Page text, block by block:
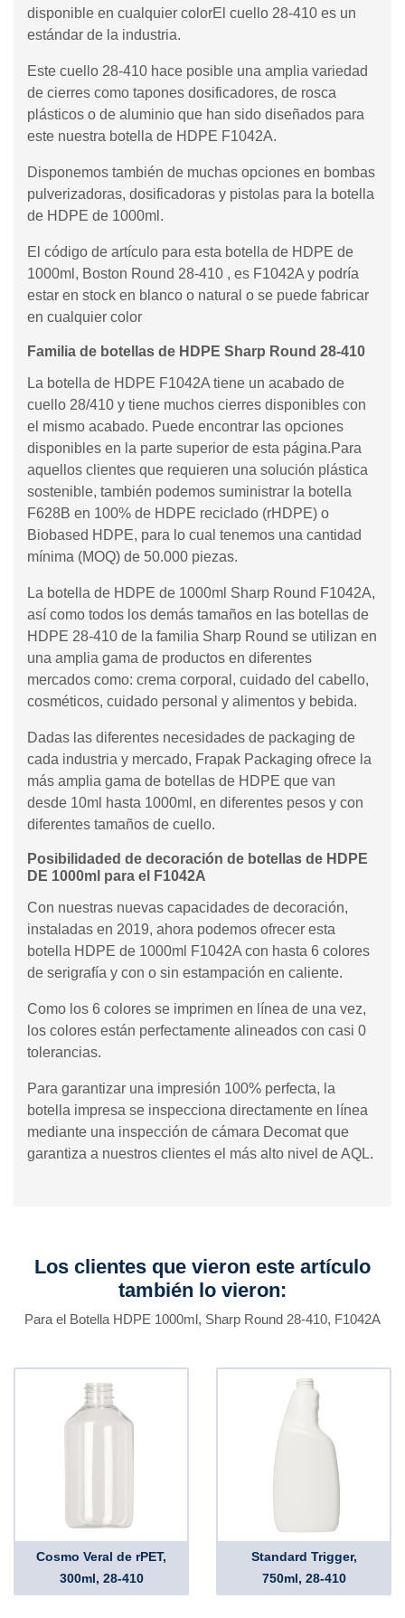
disponible en cualquier colorEl cuello 28-410 es un
estándar de la industria.
Este cuello 28-410 hace posible una amplia variedad
de cierres como tapones dosificadores, de rosca
plásticos o de aluminio que han sido diseñados para
este nuestra botella de HDPE F1042A.
Disponemos también de muchas opciones en bombas
pulverizadoras, dosificadoras y pistolas para la botella
de HDPE de 1000ml.
El código de artículo para esta botella de HDPE de
1000ml, Boston Round 28-410 , es F1042A y podría
estar en stock en blanco o natural o se puede fabricar
en cualquier color
Familia de botellas de HDPE Sharp Round 28-410
La botella de HDPE F1042A tiene un acabado de
cuello 28/410 y tiene muchos cierres disponibles con
el mismo acabado. Puede encontrar las opciones
disponibles en la parte superior de esta página.Para
aquellos clientes que requieren una solución plástica
sostenible, también podemos suministrar la botella
F628B en 100% de HDPE reciclado (rHDPE) o
Biobased HDPE, para lo cual tenemos una cantidad
mínima (MOQ) de 50.000 piezas.
La botella de HDPE de 1000ml Sharp Round F1042A,
así como todos los demás tamaños en las botellas de
HDPE 28-410 de la familia Sharp Round se utilizan en
una amplia gama de productos en diferentes
mercados como: crema corporal, cuidado del cabello,
cosméticos, cuidado personal y alimentos y bebida.
Dadas las diferentes necesidades de packaging de
cada industria y mercado, Frapak Packaging ofrece la
más amplia gama de botellas de HDPE que van
desde 10ml hasta 1000ml, en diferentes pesos y con
diferentes tamaños de cuello.
Posibilidaded de decoración de botellas de HDPE
DE 1000ml para el F1042A
Con nuestras nuevas capacidades de decoración,
instaladas en 2019, ahora podemos ofrecer esta
botella HDPE de 1000ml F1042A con hasta 6 colores
de serigrafía y con o sin estampación en caliente.
Como los 6 colores se imprimen en línea de una vez,
los colores están perfectamente alineados con casi 0
tolerancias.
Para garantizar una impresión 100% perfecta, la
botella impresa se inspecciona directamente en línea
mediante una inspección de cámara Decomat que
garantiza a nuestros clientes el más alto nivel de AQL.
Los clientes que vieron este artículo
también lo vieron:
Para el Botella HDPE 1000ml, Sharp Round 28-410, F1042A
Cosmo Veral de rPET,
300ml, 28-410
Standard Trigger,
750ml, 28-410